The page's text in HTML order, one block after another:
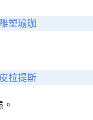
雕塑瑜珈
皮拉提斯